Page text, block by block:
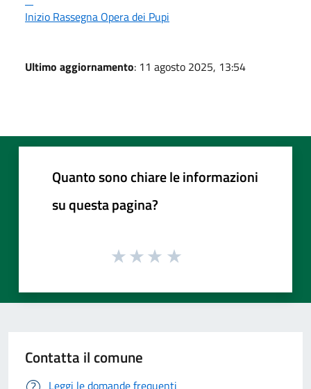
Inizio Rassegna Opera dei Pupi
Ultimo aggiornamento: 11 agosto 2025, 13:54
Quanto sono chiare le informazioni
su questa pagina?
Contatta il comune